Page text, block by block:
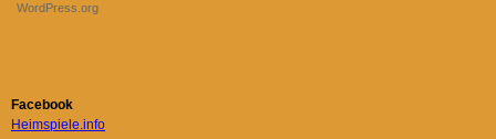
WordPress.org
Facebook
Heimspiele.info